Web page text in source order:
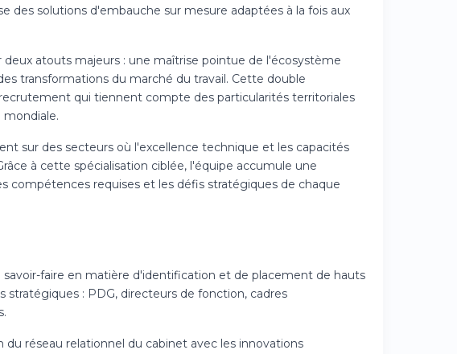
des solutions d'embauche sur mesure adaptées à la fois aux
atouts majeurs : une maîtrise pointue de l'écosystème
transformations du marché du travail. Cette double
qui tiennent compte des particularités territoriales
sur des secteurs où l'excellence technique et les capacités
à cette spécialisation ciblée, l'équipe accumule une
compétences requises et les défis stratégiques de chaque
savoir-faire en matière d'identification et de placement de hauts
stratégiques : PDG, directeurs de fonction, cadres
réseau relationnel du cabinet avec les innovations